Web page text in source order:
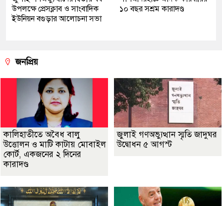
উপলক্ষে প্রেসক্লাব ও সাংবাদিক
ইউনিয়ন বগুড়ার আলোচনা সভা
১০ বছর সশ্রম কারাদণ্ড
জনপ্রিয়
কালিহাতীতে অবৈধ বালু
উত্তোলন ও মাটি কাটায় মোবাইল
কোর্ট, একজনের ২ দিনের
কারাদণ্ড
জুলাই গণঅভ্যুত্থান স্মৃতি জাদুঘর
উদ্বোধন ৫ আগস্ট